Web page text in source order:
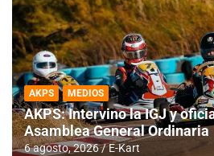
AKPS MEDIOS
AKPS: Intervino la IGJ y
Asamblea General Ordinaria
6 agosto, 2026 E-Kart